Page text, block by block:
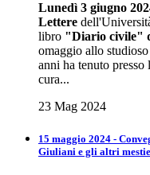
Lunedì 3 giugno
Lettere
libro "Diario civile"
omaggio allo
anni ha tenuto
cura...
23 Mag 2024
15 maggio 2024 -
Giuliani e gli altri